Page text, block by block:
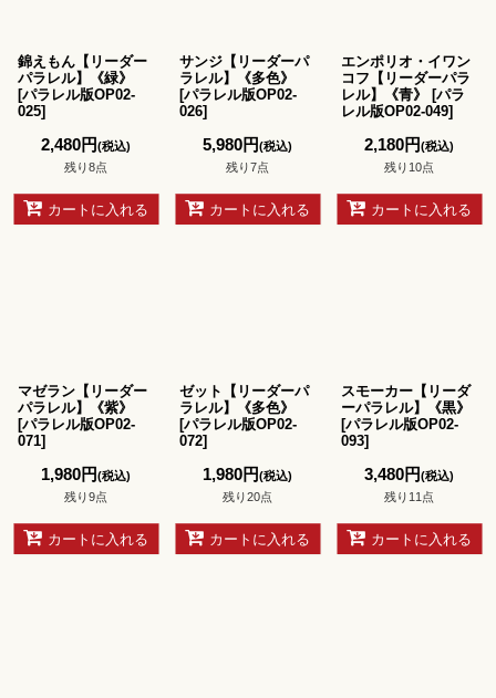
錦えもん【リーダー
パラレル】《緑》
[パラレル版OP02-
025]
2,480円(税込)
残り8点
カートに入れる
サンジ【リーダーパ
ラレル】《多色》
[パラレル版OP02-
026]
5,980円(税込)
残り7点
カートに入れる
エンポリオ・イワン
コフ【リーダーパラ
レル】《青》
[パラ
レル版OP02-049]
2,180円(税込)
残り10点
カートに入れる
マゼラン【リーダー
パラレル】《紫》
[パラレル版OP02-
071]
1,980円(税込)
残り9点
カートに入れる
ゼット【リーダーパ
ラレル】《多色》
[パラレル版OP02-
072]
1,980円(税込)
残り20点
カートに入れる
スモーカー【リーダ
ーパラレル】《黒》
[パラレル版OP02-
093]
3,480円(税込)
残り11点
カートに入れる